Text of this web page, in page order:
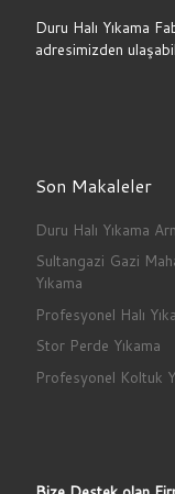
Duru Halı Yıkama
adresimizden
Son Makaleler
Duru Halı Yıkama
Sultangazi Gazi
Yıkama
Profesyonel Halı
Stor Perde Yıkama
Profesyonel Koltuk